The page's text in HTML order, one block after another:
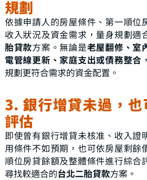
規劃
依據申請人的房屋條件、第一順位
收入狀況及資金需求，量身規劃適
胎貸款方案。無論是老屋翻修、室
電管線更新、家庭支出或債務整合
規劃更符合需求的資金配置。
3. 銀行增貸未過，也
評估
即使曾有銀行增貸未核准、收入證
用條件不如預期，也可依房屋剩餘
順位房貸餘額及整體條件進行綜合
尋找較適合的台北二胎貸款方案。